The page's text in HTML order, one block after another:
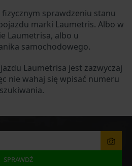
sprawdzeniu stanu
marki Laumetris. Albo w
Laumetrisa, albo u
samochodowego.
Laumetrisa jest zazwyczaj
nie wahaj się wpisać numeru
SPRAWDŹ